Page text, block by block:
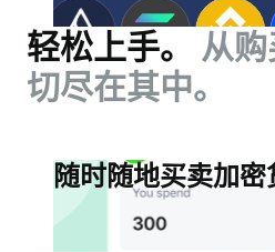
轻松上手。
从
切尽在其中。
随时随地买卖加密